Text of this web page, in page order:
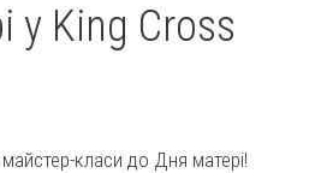
у King Cross
класи до Дня матері!